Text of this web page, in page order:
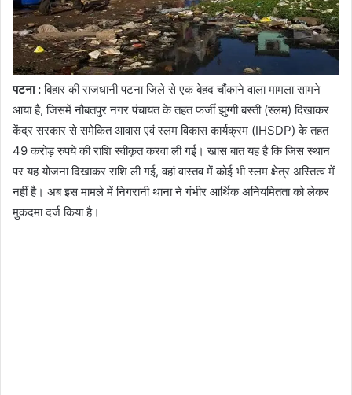
पटना :बिहार की राजधानी पटना जिले से एक बेहद चौंकाने वाला मामला सामने
आया है, जिसमें नौबतपुर नगर पंचायत के तहत फर्जी झुग्गी बस्ती (स्लम) दिखाकर
केंद्र सरकार से समेकित आवास एवं स्लम विकास कार्यक्रम (IHSDP) के तहत
49 करोड़ रुपये की राशि स्वीकृत करवा ली गई। खास बात यह है कि जिस स्थान
पर यह योजना दिखाकर राशि ली गई, वहां वास्तव में कोई भी स्लम क्षेत्र अस्तित्व में
नहीं है। अब इस मामले में निगरानी थाना ने गंभीर आर्थिक अनियमितता को लेकर
मुकदमा दर्ज किया है।